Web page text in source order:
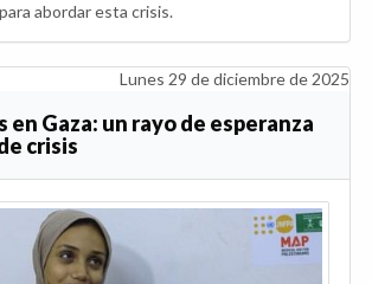
abordar esta crisis.
Lunes 29 de diciembre de 2025
en Gaza: un rayo de esperanza
crisis